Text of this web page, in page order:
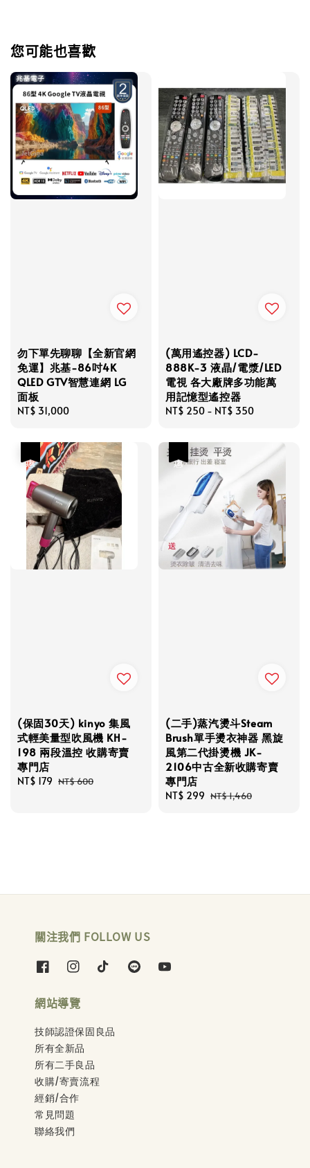
您可能也喜歡
勿下單先聊聊【全新官網
免運】兆基-86吋4K
QLED GTV智慧連網 LG
面板
Regular
NT$ 31,000
(萬用遙控器) LCD-
888K-3 液晶/電漿/LED
電視 各大廠牌多功能萬
用記憶型遙控器
Regular
NT$ 250 - NT$ 350
(保固30天) kinyo 集風
式輕美量型吹風機 KH-
198 兩段溫控 收購寄賣
專門店
Sale
NT$ 179 Regular
NT$ 600
(二手)蒸汽燙斗Steam
Brush單手燙衣神器 黑旋
風第二代掛燙機 JK-
2106中古全新收購寄賣
專門店
Sale
NT$ 299 Regular
NT$ 1,460
關注我們 FOLLOW US
網站導覽
技師認證保固良品
所有全新品
所有二手良品
收購/寄賣流程
經銷/合作
常見問題
聯絡我們